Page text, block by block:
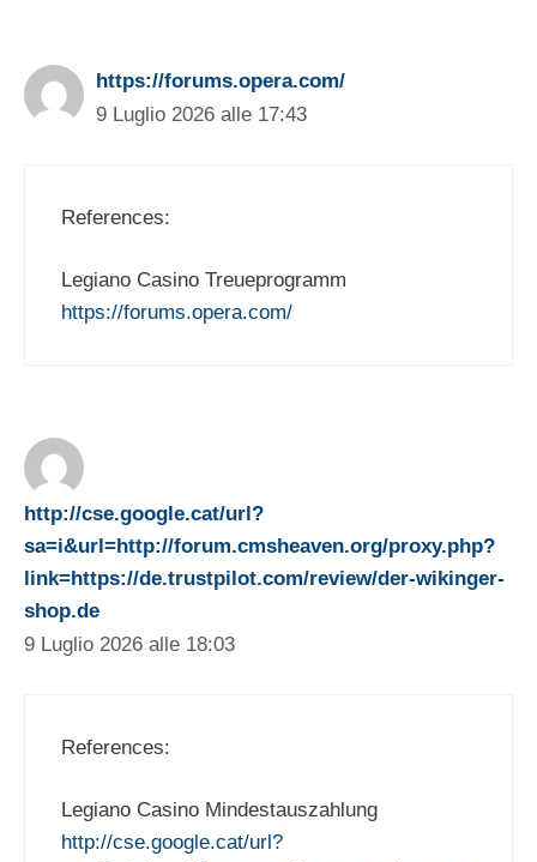
https://forums.opera.com/
9 Luglio 2026 alle 17:43
References:
Legiano Casino Treueprogramm
https://forums.opera.com/
http://cse.google.cat/url?
sa=i&url=http://forum.cmsheaven.org/proxy.php?
link=https://de.trustpilot.com/review/der-wikinger-
shop.de
9 Luglio 2026 alle 18:03
References:
Legiano Casino Mindestauszahlung
http://cse.google.cat/url?